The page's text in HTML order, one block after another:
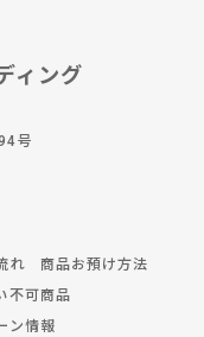
ィング
号
れ
商品お預け方法
不可商品
ン情報